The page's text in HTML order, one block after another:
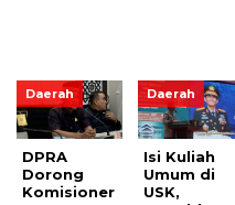
Daerah
DPRA
Dorong
Komisioner
Daerah
Isi Kuliah
Umum di
USK,